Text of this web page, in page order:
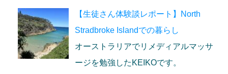
【生徒さん体験談レポート】North
Stradbroke Islandでの暮らし
オーストラリアでリメディアルマッサ
ージを勉強したKEIKOです。